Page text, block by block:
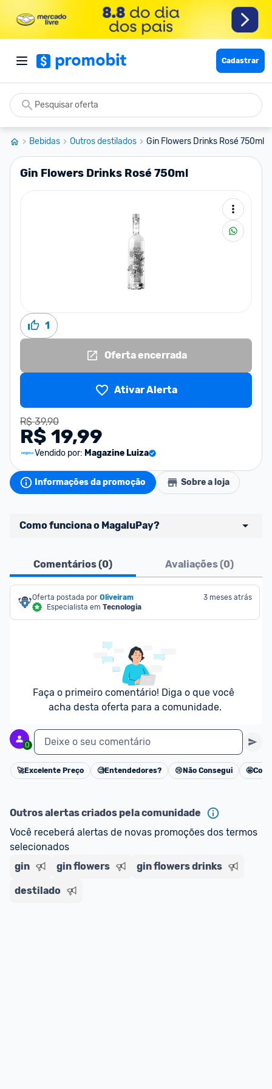
Cadastrar
Bebidas Outros destilados Gin Flowers Drinks Rosé 750ml
Gin Flowers Drinks Rosé 750ml
1
Oferta encerrada
Ativar Alerta
R$ 39,90
R$ 19,99
Vendido por: Magazine Luiza
Informações da promoção Sobre a loja
Como funciona o MagaluPay?
se aos detalhes abaixo:
- É necessário ter o valor total da compra (produto
+ frete) em forma de saldo na carteira MagaluPay;
- Você pode transferir a quantia da sua conta
bancária para o MagaluPay por PIX;
- Para parclar compras, é necessário cadastrar seu
cartão de crédito no MagaluPay;
Comentários (0) Avaliações (0)
Oferta postada por Oliveiram
Especialista em Tecnologia
3 meses atrás
Faça o primeiro comentário! Diga o que você
acha desta oferta para a comunidade.
0 Deixe o seu comentário
Cancelar
🚀Excelente Preço 🧐Entendedores? 😢 Não Consegui 🤩
Outros alertas criados pela comunidade
Você receberá alertas de novas promoções dos termos
selecionados
gin
gin flowers gin flowers drinks
destilado